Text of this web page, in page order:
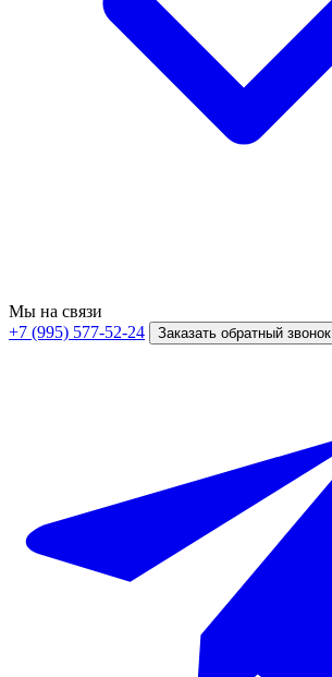
Мы на связи
+7 (995) 577-52-24
Заказать обратный звонок